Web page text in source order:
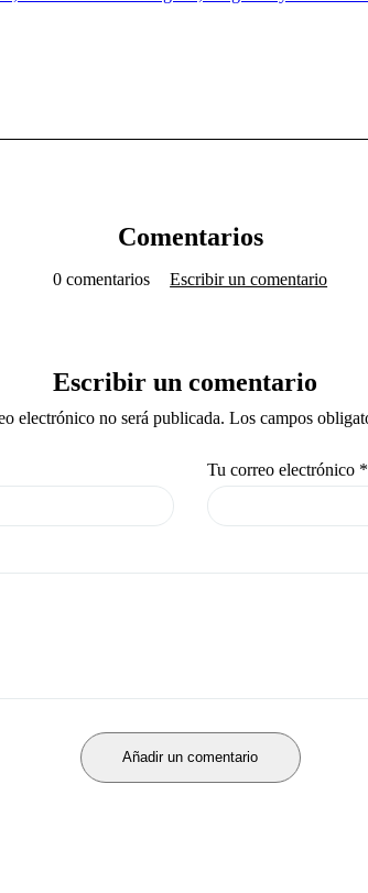
Comentarios
0 comentarios Escribir un comentario
Escribir un comentario
electrónico no será publicada. Los campos
Tu correo electrónico *
Añadir un comentario